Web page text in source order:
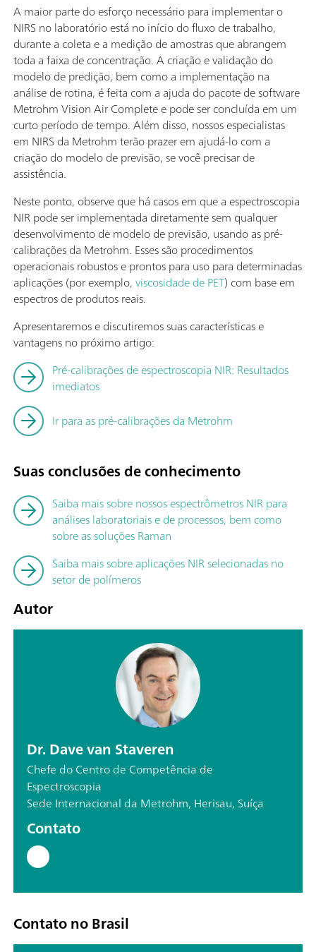
A maior parte do esforço necessário para implementar o
NIRS no laboratório está no início do fluxo de trabalho,
durante a coleta e a medição de amostras que abrangem
toda a faixa de concentração. A criação e validação do
modelo de predição, bem como a implementação na
análise de rotina, é feita com a ajuda do pacote de software
Metrohm Vision Air Complete e pode ser concluída em um
curto período de tempo. Além disso, nossos especialistas
em NIRS da Metrohm terão prazer em ajudá-lo com a
criação do modelo de previsão, se você precisar de
assistência.
Neste ponto, observe que há casos em que a espectroscopia
NIR pode ser implementada diretamente sem qualquer
desenvolvimento de modelo de previsão, usando as pré-
calibrações da Metrohm. Esses são procedimentos
operacionais robustos e prontos para uso para determinadas
aplicações (por exemplo,viscosidade de PET) com base em
espectros de produtos reais.
Apresentaremos e discutiremos suas características e
vantagens no próximo artigo:
Pré-calibrações de espectroscopia NIR: Resultados
imediatos
Ir para as pré-calibrações da Metrohm
Suas conclusões de conhecimento
Saiba mais sobre nossos espectrômetros NIR para
análises laboratoriais e de processos, bem como
sobre as soluções Raman
Saiba mais sobre aplicações NIR selecionadas no
setor de polímeros
Autor
Dr. Dave van Staveren
Chefe do Centro de Competência de
Espectroscopia
Sede Internacional da Metrohm, Herisau, Suíça
Contato
Contato no Brasil